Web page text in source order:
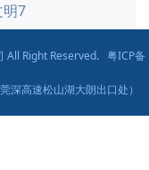
明7
All Right Reserved. 粤ICP备
深高速松山湖大朗出口处）